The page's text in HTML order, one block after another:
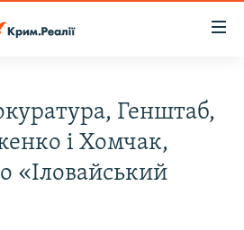
Генштаб,
і Хомчак,
«Іловайський